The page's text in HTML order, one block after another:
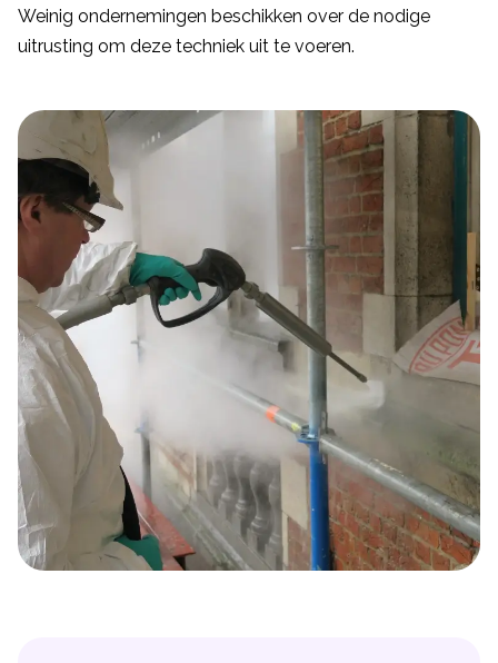
Weinig ondernemingen beschikken over de nodige
uitrusting om deze techniek uit te voeren.